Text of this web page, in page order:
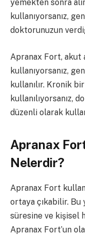
yemekten sonra
kullanıyorsanız,
doktorunuzun
Apranax Fort, akut
kullanıyorsanız,
kullanılır. Kronik
kullanılıyorsanız,
düzenli olarak
Apranax
Nelerdir?
Apranax Fort
ortaya çıkabilir. Bu
süresine ve kişisel
Apranax Fort’un